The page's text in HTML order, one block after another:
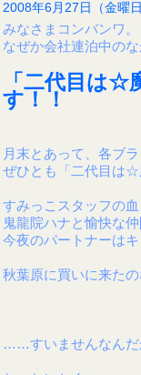
2008年6月27日（金曜
みなさまコンバンワ。
なぜか会社連泊中のな
「二代目は☆
す！！
月末とあって、各ブ
ぜひとも「二代目は
すみっこスタッフの
鬼龍院ハナと愉快な
今夜のパートナーはキ
秋葉原に買いに来た
……すいませんなんだ